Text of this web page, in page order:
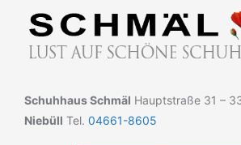
Schuhhaus Schmäl Hauptstraße 31 –
Niebüll Tel. 04661-8605